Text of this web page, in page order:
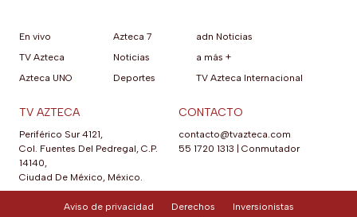
En vivo
TV Azteca
Azteca UNO
Azteca 7
Noticias
Deportes
adn Noticias
a más +
TV Azteca Internacional
TV AZTECA
Periférico Sur 4121,
Col. Fuentes Del Pedregal, C.P.
14140,
Ciudad De México, México.
CONTACTO
contacto@tvazteca.com
55 1720 1313
Conmutador
Aviso de privacidad Derechos
Inversionistas